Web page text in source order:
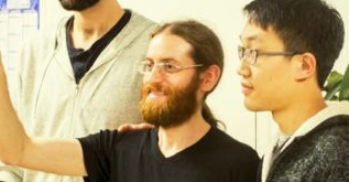
13×13 du 12
L’Aligroise 2023
L’ Aligroise 2024
L’ Aligroise 2025
Les liens utiles
Photos
Calculateur échelle